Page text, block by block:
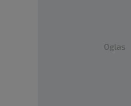
Oglas